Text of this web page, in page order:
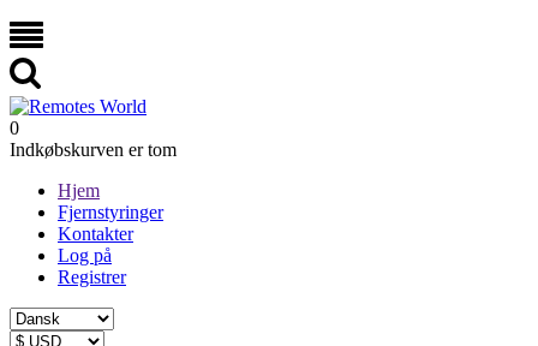
0
Indkøbskurven er tom
Hjem
Fjernstyringer
Kontakter
Log på
Registrer